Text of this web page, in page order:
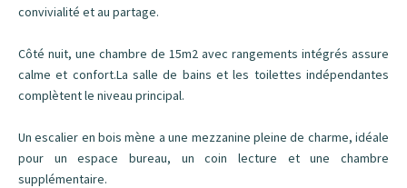
convivialité et au partage.
Côté nuit, une chambre de 15m2 avec rangements intégrés assure
calme et confort.La salle de bains et les toilettes indépendantes
complètent le niveau principal.
Un escalier en bois mène a une mezzanine pleine de charme, idéale
pour un espace bureau, un coin lecture et une chambre
supplémentaire.